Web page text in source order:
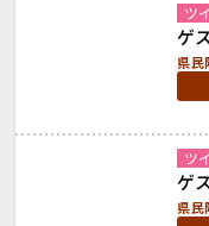
ツ
ゲ
県民
ツ
ゲ
県民